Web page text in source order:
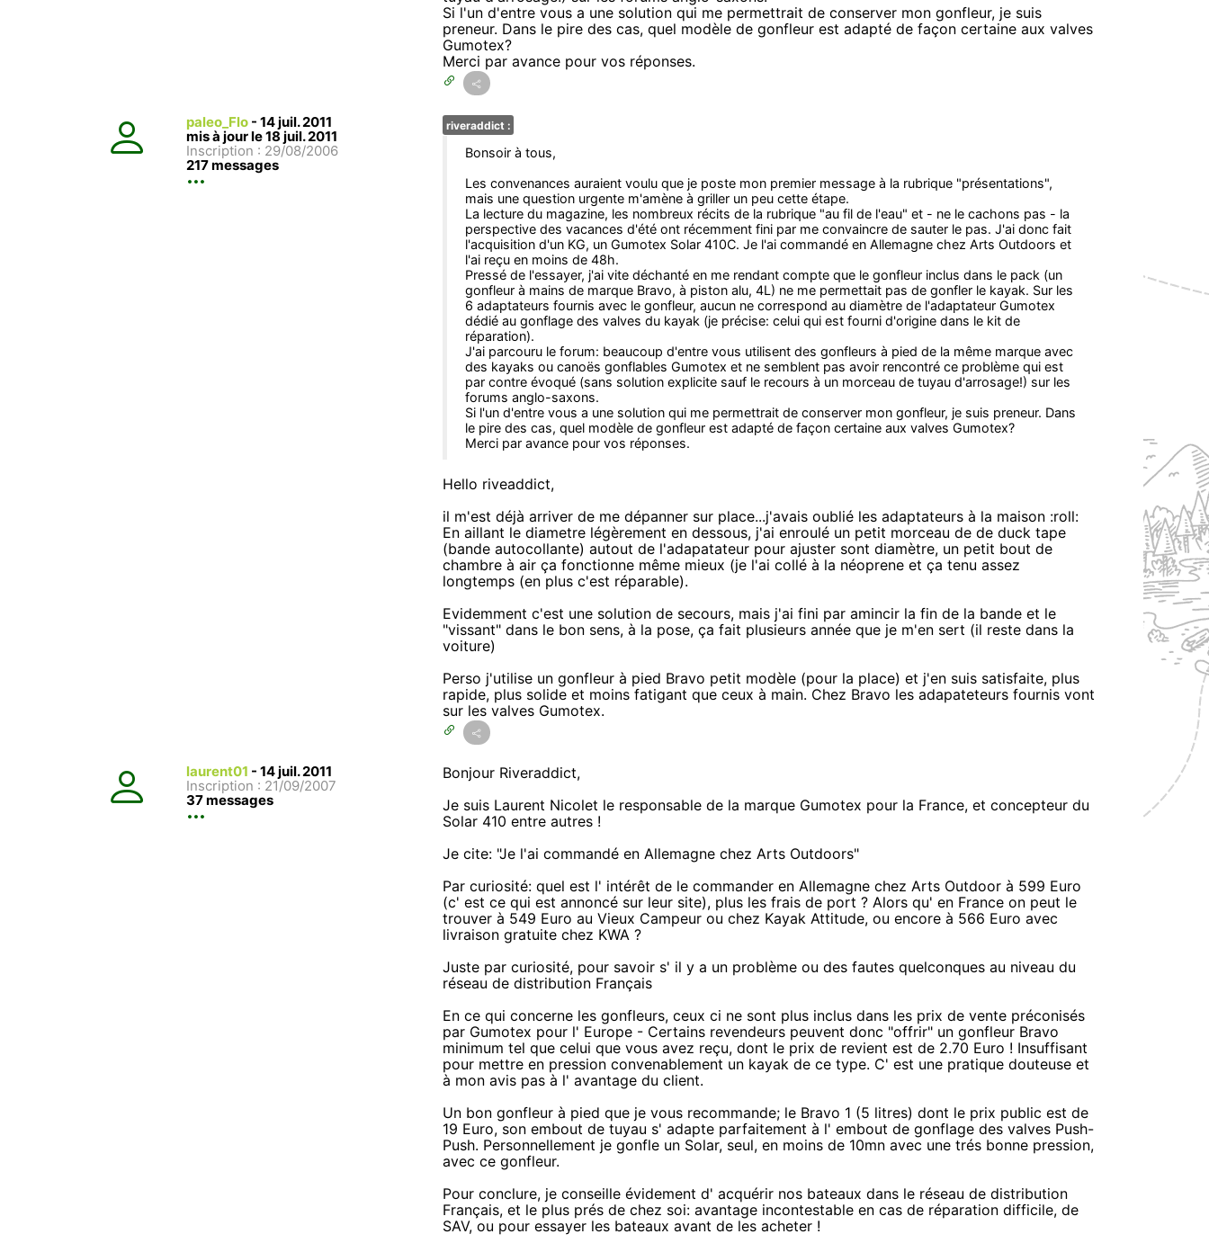
Si l'un d'entre vous a une solution qui me permettrait de conserver mon gonfleur, je suis
preneur. Dans le pire des cas, quel modèle de gonfleur est adapté de façon certaine aux valves
Gumotex?
Merci par avance pour vos réponses.
paleo_Flo - 14 juil. 2011
mis à jour le 18 juil. 2011
Inscription : 29/08/2006
217 messages
riveraddict :
Bonsoir à tous,
Les convenances auraient voulu que je poste mon premier message à la rubrique "présentations",
mais une question urgente m'amène à griller un peu cette étape.
La lecture du magazine, les nombreux récits de la rubrique "au fil de l'eau" et - ne le cachons pas - la
perspective des vacances d'été ont récemment fini par me convaincre de sauter le pas. J'ai donc fait
l'acquisition d'un KG, un Gumotex Solar 410C. Je l'ai commandé en Allemagne chez Arts Outdoors et
l'ai reçu en moins de 48h.
Pressé de l'essayer, j'ai vite déchanté en me rendant compte que le gonfleur inclus dans le pack (un
gonfleur à mains de marque Bravo, à piston alu, 4L) ne me permettait pas de gonfler le kayak. Sur les
6 adaptateurs fournis avec le gonfleur, aucun ne correspond au diamètre de l'adaptateur Gumotex
dédié au gonflage des valves du kayak (je précise: celui qui est fourni d'origine dans le kit de
réparation).
J'ai parcouru le forum: beaucoup d'entre vous utilisent des gonfleurs à pied de la même marque avec
des kayaks ou canoës gonflables Gumotex et ne semblent pas avoir rencontré ce problème qui est
par contre évoqué (sans solution explicite sauf le recours à un morceau de tuyau d'arrosage!) sur les
forums anglo-saxons.
Si l'un d'entre vous a une solution qui me permettrait de conserver mon gonfleur, je suis preneur. Dans
le pire des cas, quel modèle de gonfleur est adapté de façon certaine aux valves Gumotex?
Merci par avance pour vos réponses.
Hello riveaddict,
il m'est déjà arriver de me dépanner sur place...j'avais oublié les adaptateurs à la maison :roll:
En aillant le diametre légèrement en dessous, j'ai enroulé un petit morceau de de duck tape
(bande autocollante) autout de l'adapatateur pour ajuster sont diamètre, un petit bout de
chambre à air ça fonctionne même mieux (je l'ai collé à la néoprene et ça tenu assez
longtemps (en plus c'est réparable).
Evidemment c'est une solution de secours, mais j'ai fini par amincir la fin de la bande et le
"vissant" dans le bon sens, à la pose, ça fait plusieurs année que je m'en sert (il reste dans la
voiture)
Perso j'utilise un gonfleur à pied Bravo petit modèle (pour la place) et j'en suis satisfaite, plus
rapide, plus solide et moins fatigant que ceux à main. Chez Bravo les adapateteurs fournis vont
sur les valves Gumotex.
laurent01 - 14 juil. 2011
Inscription : 21/09/2007
37 messages
Bonjour Riveraddict,
Je suis Laurent Nicolet le responsable de la marque Gumotex pour la France, et concepteur du
Solar 410 entre autres !
Je cite: "Je l'ai commandé en Allemagne chez Arts Outdoors"
Par curiosité: quel est l' intérêt de le commander en Allemagne chez Arts Outdoor à 599 Euro
(c' est ce qui est annoncé sur leur site), plus les frais de port ? Alors qu' en France on peut le
trouver à 549 Euro au Vieux Campeur ou chez Kayak Attitude, ou encore à 566 Euro avec
livraison gratuite chez KWA ?
Juste par curiosité, pour savoir s' il y a un problème ou des fautes quelconques au niveau du
réseau de distribution Français
En ce qui concerne les gonfleurs, ceux ci ne sont plus inclus dans les prix de vente préconisés
par Gumotex pour l' Europe - Certains revendeurs peuvent donc "offrir" un gonfleur Bravo
minimum tel que celui que vous avez reçu, dont le prix de revient est de 2.70 Euro ! Insuffisant
pour mettre en pression convenablement un kayak de ce type. C' est une pratique douteuse et
à mon avis pas à l' avantage du client.
Un bon gonfleur à pied que je vous recommande; le Bravo 1 (5 litres) dont le prix public est de
19 Euro, son embout de tuyau s' adapte parfaitement à l' embout de gonflage des valves Push-
Push. Personnellement je gonfle un Solar, seul, en moins de 10mn avec une trés bonne pression,
avec ce gonfleur.
Pour conclure, je conseille évidement d' acquérir nos bateaux dans le réseau de distribution
Français, et le plus prés de chez soi: avantage incontestable en cas de réparation difficile, de
SAV, ou pour essayer les bateaux avant de les acheter !